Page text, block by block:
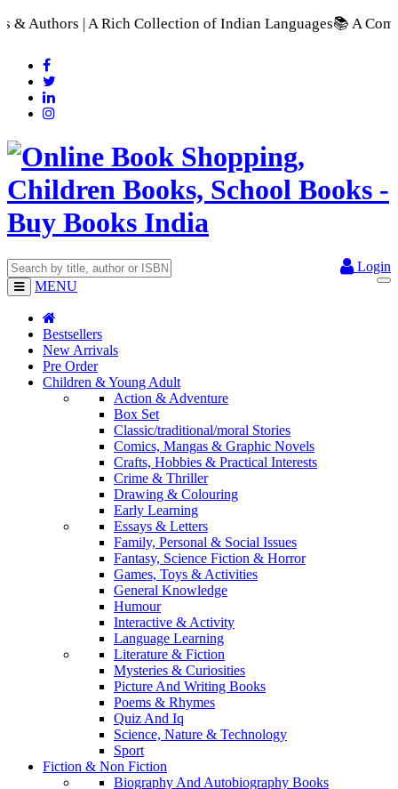
of Indian Languages📚 A Comprehensive Range of
Login
MENU
Bestsellers
New Arrivals
Pre Order
Children & Young Adult
Action & Adventure
Box Set
Classic/traditional/moral Stories
Comics, Mangas & Graphic Novels
Crafts, Hobbies & Practical Interests
Crime & Thriller
Drawing & Colouring
Early Learning
Essays & Letters
Family, Personal & Social Issues
Fantasy, Science Fiction & Horror
Games, Toys & Activities
General Knowledge
Humour
Interactive & Activity
Language Learning
Literature & Fiction
Mysteries & Curiosities
Picture And Writing Books
Poems & Rhymes
Quiz And Iq
Science, Nature & Technology
Sport
Fiction & Non Fiction
Biography And Autobiography Books